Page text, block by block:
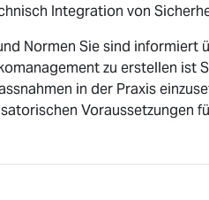
Integration von
Normen Sie sind informiert
zu erstellen ist
in der Praxis
Voraussetzungen